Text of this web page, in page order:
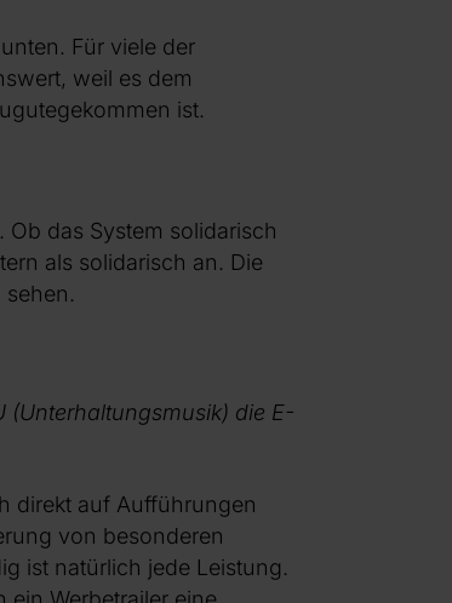
Für viele der
weil es dem
ist.
das System solidarisch
als solidarisch an. Die
(Unterhaltungsmusik) die E-
direkt auf Aufführungen
von besonderen
ist natürlich jede Leistung.